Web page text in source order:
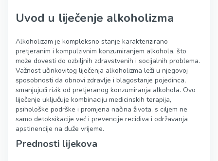
Uvod u liječenje alkoholizma
Alkoholizam je kompleksno stanje karakterizirano
pretjeranim i kompulzivnim konzumiranjem alkohola, što
može dovesti do ozbiljnih zdravstvenih i socijalnih problema.
Važnost učinkovitog liječenja alkoholizma leži u njegovoj
sposobnosti da obnovi zdravlje i blagostanje pojedinca,
smanjujući rizik od pretjeranog konzumiranja alkohola. Ovo
liječenje uključuje kombinaciju medicinskih terapija,
psihološke podrške i promjena načina života, s ciljem ne
samo detoksikacije već i prevencije recidiva i održavanja
apstinencije na duže vrijeme.
Prednosti lijekova